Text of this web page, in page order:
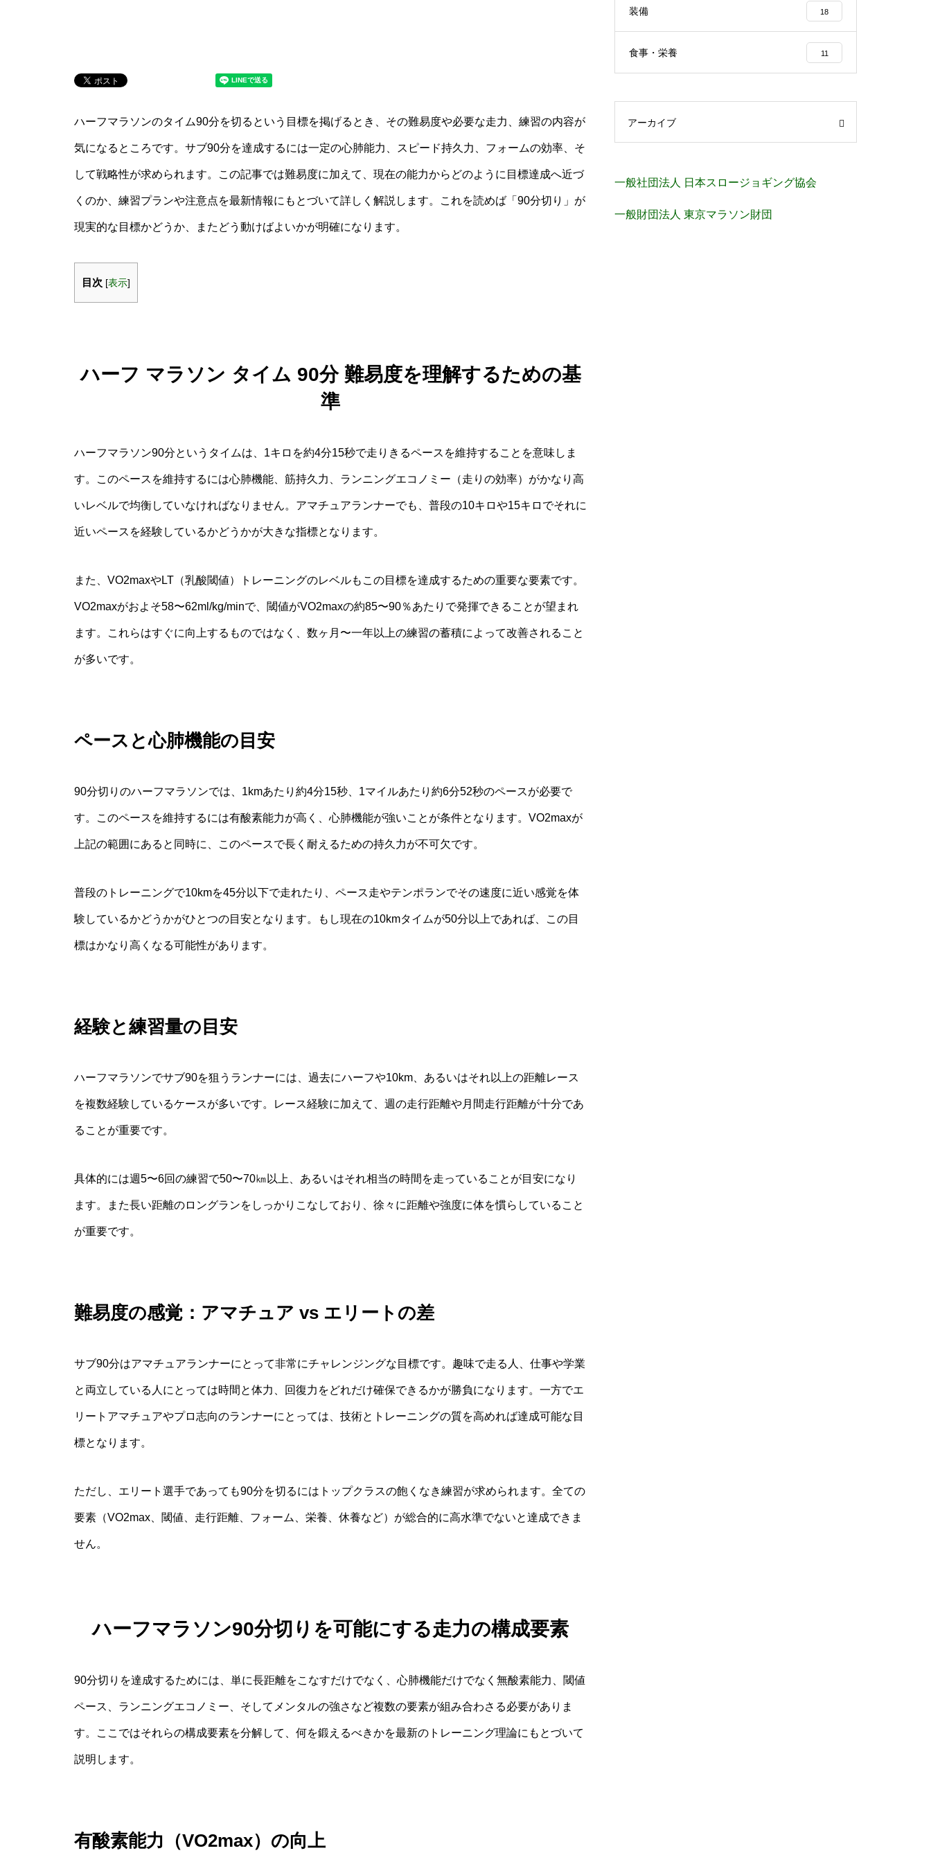
ハーフマラソンのタイム90分を切るという目標を掲げるとき、その難易度や必要な走力、練習の内容が
気になるところです。サブ90分を達成するには一定の心肺能力、スピード持久力、フォームの効率、そ
して戦略性が求められます。この記事では難易度に加えて、現在の能力からどのように目標達成へ近づ
くのか、練習プランや注意点を最新情報にもとづいて詳しく解説します。これを読めば「90分切り」が
現実的な目標かどうか、またどう動けばよいかが明確になります。
目次 [表示]
ハーフ マラソン タイム 90分 難易度を理解するための基
準
ハーフマラソン90分というタイムは、1キロを約4分15秒で走りきるペースを維持することを意味しま
す。このペースを維持するには心肺機能、筋持久力、ランニングエコノミー（走りの効率）がかなり高
いレベルで均衡していなければなりません。アマチュアランナーでも、普段の10キロや15キロでそれに
近いペースを経験しているかどうかが大きな指標となります。
また、VO2maxやLT（乳酸閾値）トレーニングのレベルもこの目標を達成するための重要な要素です。
VO2maxがおよそ58〜62ml/kg/minで、閾値がVO2maxの約85〜90％あたりで発揮できることが望まれ
ます。これらはすぐに向上するものではなく、数ヶ月〜一年以上の練習の蓄積によって改善されること
が多いです。
ペースと心肺機能の目安
90分切りのハーフマラソンでは、1kmあたり約4分15秒、1マイルあたり約6分52秒のペースが必要で
す。このペースを維持するには有酸素能力が高く、心肺機能が強いことが条件となります。VO2maxが
上記の範囲にあると同時に、このペースで長く耐えるための持久力が不可欠です。
普段のトレーニングで10kmを45分以下で走れたり、ペース走やテンポランでその速度に近い感覚を体
験しているかどうかがひとつの目安となります。もし現在の10kmタイムが50分以上であれば、この目
標はかなり高くなる可能性があります。
経験と練習量の目安
ハーフマラソンでサブ90を狙うランナーには、過去にハーフや10km、あるいはそれ以上の距離レース
を複数経験しているケースが多いです。レース経験に加えて、週の走行距離や月間走行距離が十分であ
ることが重要です。
具体的には週5〜6回の練習で50〜70㎞以上、あるいはそれ相当の時間を走っていることが目安になり
ます。また長い距離のロングランをしっかりこなしており、徐々に距離や強度に体を慣らしていること
が重要です。
難易度の感覚：アマチュア vs エリートの差
サブ90分はアマチュアランナーにとって非常にチャレンジングな目標です。趣味で走る人、仕事や学業
と両立している人にとっては時間と体力、回復力をどれだけ確保できるかが勝負になります。一方でエ
リートアマチュアやプロ志向のランナーにとっては、技術とトレーニングの質を高めれば達成可能な目
標となります。
ただし、エリート選手であっても90分を切るにはトップクラスの飽くなき練習が求められます。全ての
要素（VO2max、閾値、走行距離、フォーム、栄養、休養など）が総合的に高水準でないと達成できま
せん。
ハーフマラソン90分切りを可能にする走力の構成要素
90分切りを達成するためには、単に長距離をこなすだけでなく、心肺機能だけでなく無酸素能力、閾値
ペース、ランニングエコノミー、そしてメンタルの強さなど複数の要素が組み合わさる必要がありま
す。ここではそれらの構成要素を分解して、何を鍛えるべきかを最新のトレーニング理論にもとづいて
説明します。
有酸素能力（VO2max）の向上
装備 18
食事・栄養 11
アーカイブ
一般社団法人 日本スロージョギング協会
一般財団法人 東京マラソン財団